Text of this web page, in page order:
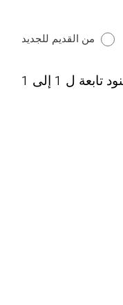
من القديم للجديد
تابعة ل 1 إلى 1